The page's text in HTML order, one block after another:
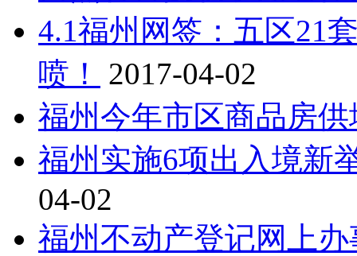
4.1福州网签：五区21
喷！
2017-04-02
福州今年市区商品房
福州实施6项出入境新
04-02
福州不动产登记网上